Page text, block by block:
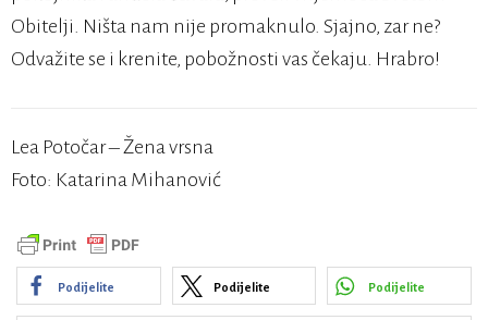
Obitelji. Ništa nam nije promaknulo. Sjajno, zar ne?
Odvažite se i krenite, pobožnosti vas čekaju. Hrabro!
Lea Potočar – Žena vrsna
Foto: Katarina Mihanović
Podijelite Podijelite Podijelite